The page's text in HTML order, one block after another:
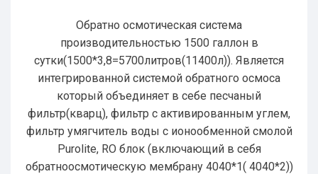
Обратно осмотическая система
производительностью 1500 галлон в
сутки(1500*3,8=5700литров(11400л)). Является
интегрированной системой обратного осмоса
который объединяет в себе песчаный
фильтр(кварц), фильтр с активированным углем,
фильтр умягчитель воды с ионообменной смолой
Purolite, RO блок (включающий в себя
обратноосмотическую мембрану 4040*1( 4040*2))